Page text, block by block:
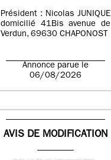
Président : Nicolas JUNIQUE
domicilié 41Bis avenue de
Verdun, 69630 CHAPONOST
Annonce parue le
06/08/2026
AVIS DE MODIFICATION